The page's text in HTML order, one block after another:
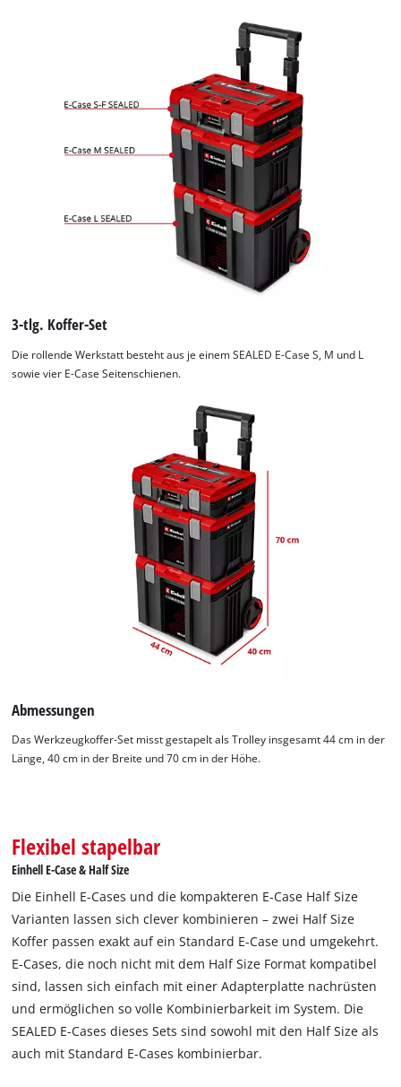
3-tlg. Koffer-Set
Die rollende Werkstatt besteht aus je einem SEALED E-Case S, M und L
sowie vier E-Case Seitenschienen.
Abmessungen
Das Werkzeugkoffer-Set misst gestapelt als Trolley insgesamt 44 cm in der
Länge, 40 cm in der Breite und 70 cm in der Höhe.
Flexibel stapelbar
Einhell E-Case & Half Size
Die Einhell E-Cases und die kompakteren E-Case Half Size
Varianten lassen sich clever kombinieren – zwei Half Size
Koffer passen exakt auf ein Standard E-Case und umgekehrt.
E-Cases, die noch nicht mit dem Half Size Format kompatibel
sind, lassen sich einfach mit einer Adapterplatte nachrüsten
und ermöglichen so volle Kombinierbarkeit im System. Die
SEALED E-Cases dieses Sets sind sowohl mit den Half Size als
auch mit Standard E-Cases kombinierbar.